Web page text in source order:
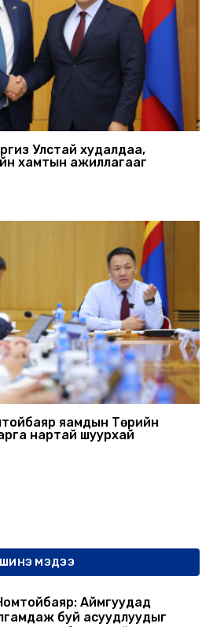
Улстай худалдаа,
хамтын ажиллагааг
яамдын Төрийн
нартай шуурхай
ШИНЭ МЭДЭЭ
Аймгуудад
буй асуудлуудыг